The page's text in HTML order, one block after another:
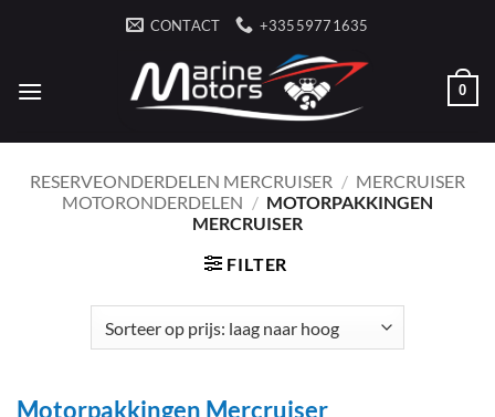
CONTACT +33559771635
0
RESERVEONDERDELEN MERCRUISER / MERCRUISER
MOTORONDERDELEN / MOTORPAKKINGEN
MERCRUISER
FILTER
Motorpakkingen Mercruiser